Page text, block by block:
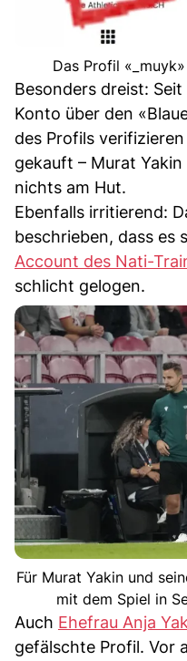
Das Profil
Besonders dreist:
Konto über den
des Profils
gekauft – Murat
nichts am Hut.
Ebenfalls irritierend:
beschrieben, dass es
Account des Nati-
schlicht gelogen.
Für Murat Yakin und
mit dem Spiel in
Auch Ehefrau Anja
gefälschte Profil. Vor